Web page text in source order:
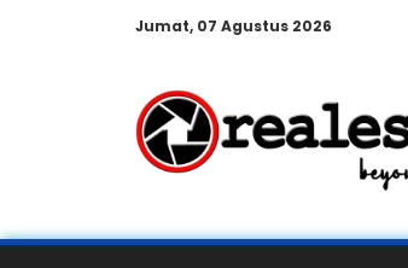
Jumat, 07 Agustus 2026